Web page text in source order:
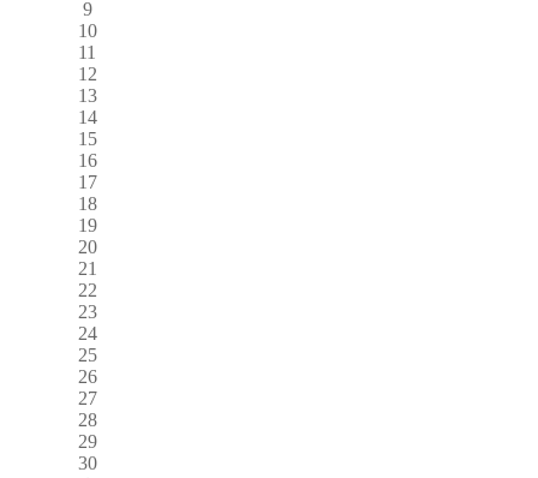
9
10
11
12
13
14
15
16
17
18
19
20
21
22
23
24
25
26
27
28
29
30